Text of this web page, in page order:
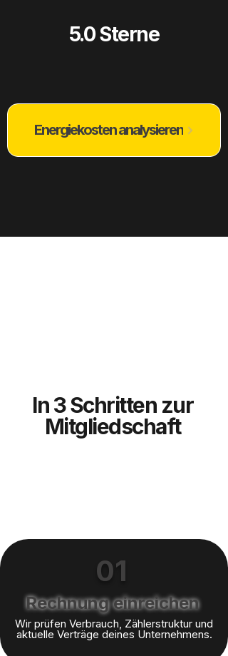
5.0 Sterne
Energiekosten analysieren
In 3 Schritten zur
Mitgliedschaft
01
Rechnung einreichen
Wir prüfen Verbrauch, Zählerstruktur und
aktuelle Verträge deines Unternehmens.